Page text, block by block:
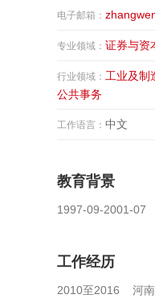
电子邮箱：
专业领域： 证券与资
行业领域： 工业及制
公共事务
工作语言： 中文
教育背景
1997-09-2001-
工作经历
2010至2016 河南